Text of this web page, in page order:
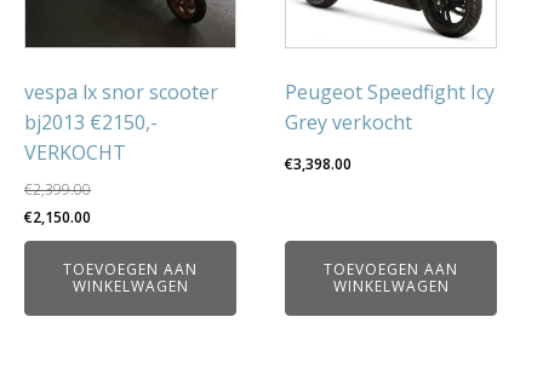
vespa lx snor scooter
bj2013 €2150,-
VERKOCHT
€2,399.00
Oorspronkelijke
prijs
was:
€2,150.00
prijs
is:
TOEVOEGEN AAN
WINKELWAGEN
Peugeot Speedfight Icy
Grey verkocht
€3,398.00
TOEVOEGEN AAN
WINKELWAGEN